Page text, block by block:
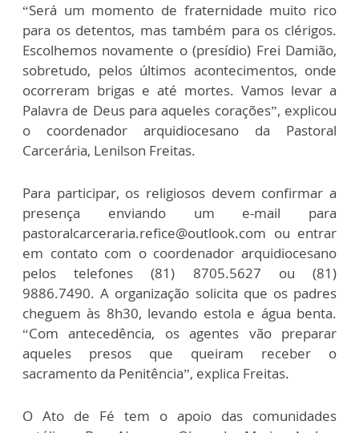
“Será um momento de fraternidade muito rico
para os detentos, mas também para os clérigos.
Escolhemos novamente o (presídio) Frei Damião,
sobretudo, pelos últimos acontecimentos, onde
ocorreram brigas e até mortes. Vamos levar a
Palavra de Deus para aqueles corações”, explicou
o coordenador arquidiocesano da Pastoral
Carcerária, Lenilson Freitas.
Para participar, os religiosos devem confirmar a
presença enviando um e-mail para
pastoralcarceraria.refice@outlook.com ou entrar
em contato com o coordenador arquidiocesano
pelos telefones (81) 8705.5627 ou (81)
9886.7490. A organização solicita que os padres
cheguem às 8h30, levando estola e água benta.
“Com antecedência, os agentes vão preparar
aqueles presos que queiram receber o
sacramento da Penitência”, explica Freitas.
O Ato de Fé tem o apoio das comunidades